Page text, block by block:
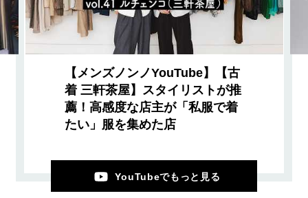
【メンズノンノYouTube】【古
着 三軒茶屋】スタイリストが推
薦！高感度な店主が「私服で着
たい」服を集めた店
YouTubeでもっと見る